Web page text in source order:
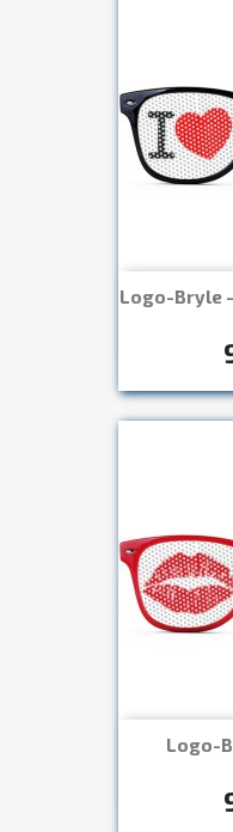
Logo-Bryle -

Logo-
